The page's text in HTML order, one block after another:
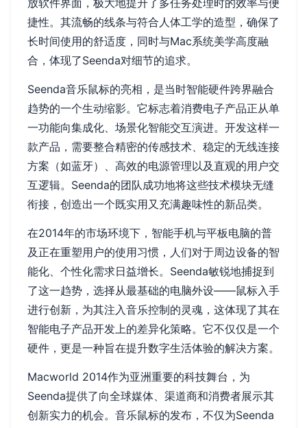
捷性。其流畅的线条与符合人体工学的造型，确保了
长时间使用的舒适度，同时与Mac系统美学高度融
合，体现了Seenda对细节的追求。
Seenda音乐鼠标的亮相，是当时智能硬件跨界融合
趋势的一个生动缩影。它标志着消费电子产品正从单
一功能向集成化、场景化智能交互演进。开发这样一
款产品，需要整合精密的传感技术、稳定的无线连接
方案（如蓝牙）、高效的电源管理以及直观的用户交
互逻辑。Seenda的团队成功地将这些技术模块无缝
衔接，创造出一个既实用又充满趣味性的新品类。
在2014年的市场环境下，智能手机与平板电脑的普
及正在重塑用户的使用习惯，人们对于周边设备的智
能化、个性化需求日益增长。Seenda敏锐地捕捉到
了这一趋势，选择从最基础的电脑外设——鼠标入手
进行创新，为其注入音乐控制的灵魂，这体现了其在
智能电子产品开发上的差异化策略。它不仅仅是一个
硬件，更是一种旨在提升数字生活体验的解决方案。
Macworld 2014作为亚洲重要的科技舞台，为
Seenda提供了向全球媒体、渠道商和消费者展示其
创新实力的机会。音乐鼠标的发布，不仅为Seenda